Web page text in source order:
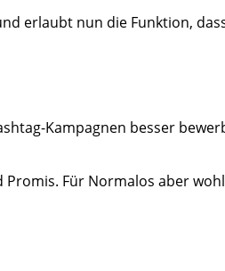
erlaubt nun die Funktion,
Kampagnen besser
Für Normalos aber